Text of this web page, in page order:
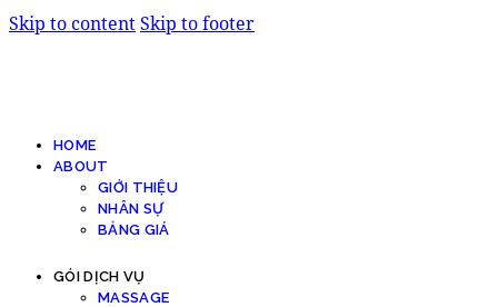
Skip to contentSkip to footer
HOME
ABOUT
GIỚI THIỆU
NHÂN SỰ
BẢNG GIÁ
GÓI DỊCH VỤ
MASSAGE